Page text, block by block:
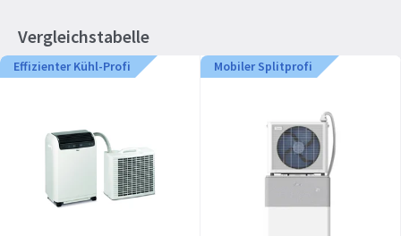
Vergleichstabelle
Effizienter Kühl-Profi Mobiler Splitprofi